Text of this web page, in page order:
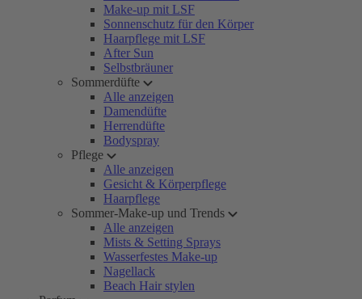
Make-up mit LSF
Sonnenschutz für den Körper
Haarpflege mit LSF
After Sun
Selbstbräuner
Sommerdüfte
Alle anzeigen
Damendüfte
Herrendüfte
Bodyspray
Pflege
Alle anzeigen
Gesicht & Körperpflege
Haarpflege
Sommer-Make-up und Trends
Alle anzeigen
Mists & Setting Sprays
Wasserfestes Make-up
Nagellack
Beach Hair stylen